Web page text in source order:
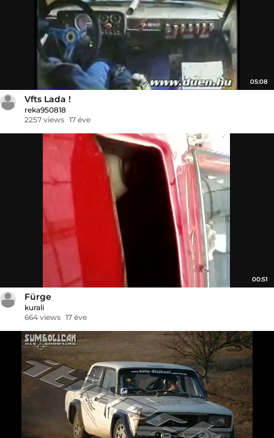
05:08
Vfts Lada !
reka950818
2257 views 17 éve
00:51
Fürge
kurali
664 views 17 éve